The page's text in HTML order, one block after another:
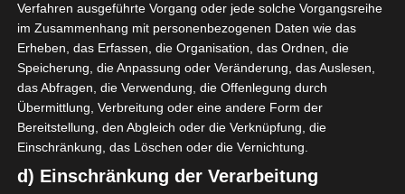
Google Adsenseist deaktiviert. ✓ Erlauben
Datenschutzbedingungen
Ligue 2 Pro Tunesien 2025/2026 – Gruppe A
27 Sep. 2025
Verfahren ausgeführte Vorgang oder jede solche Vorgangsreihe
im Zusammenhang mit personenbezogenen Daten wie das
Erheben, das Erfassen, die Organisation, das Ordnen, die
Speicherung, die Anpassung oder Veränderung, das Auslesen,
das Abfragen, die Verwendung, die Offenlegung durch
Übermittlung, Verbreitung oder eine andere Form der
Bereitstellung, den Abgleich oder die Verknüpfung, die
Einschränkung, das Löschen oder die Vernichtung.
d) Einschränkung der Verarbeitung